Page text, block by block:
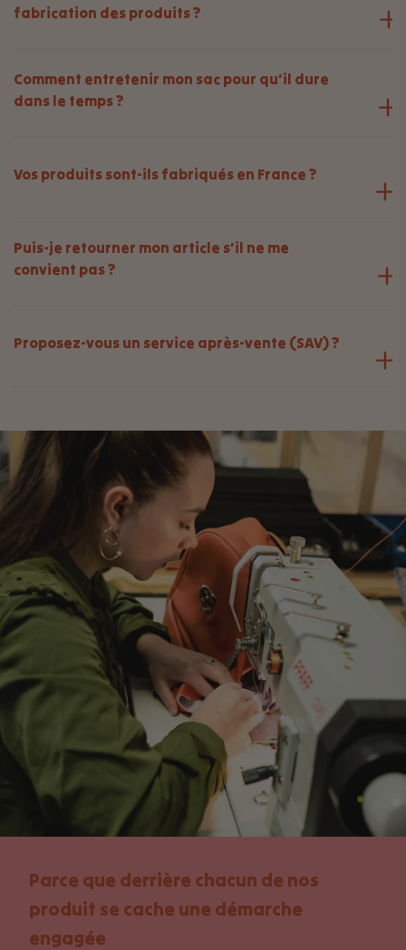
fabrication des produits ?
Comment entretenir mon sac pour qu’il dure
dans le temps ?
Vos produits sont-ils fabriqués en France ?
Puis-je retourner mon article s’il ne me
convient pas ?
Proposez-vous un service après-vente (SAV) ?
Parce que derrière chacun de nos
produit se cache une démarche
engagée